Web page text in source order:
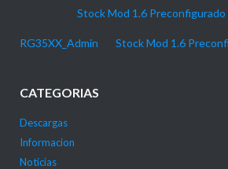
Stock Mod 1.6 Preconfigurado
RG35XX_Admin Stock Mod 1.6
CATEGORIAS
Descargas
Informacion
Noticias